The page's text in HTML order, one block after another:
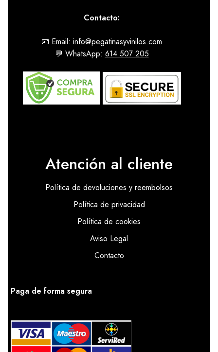
Contacto:
📧 Email: info@pegatinasyvinilos.com
💬 WhatsApp: 614 507 205
Atención al cliente
Política de devoluciones y reembolsos
Política de privacidad
Política de cookies
Aviso Legal
Contacto
Paga de forma segura